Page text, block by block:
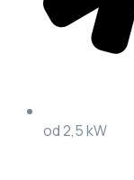
od 2,5 kW